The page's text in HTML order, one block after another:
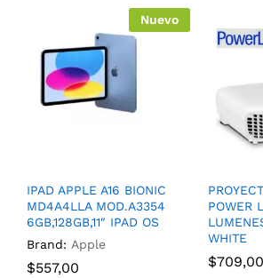
Nuevo
IPAD APPLE A16 BIONIC
MD4A4LLA MOD.A3354
6GB,128GB,11″ IPAD OS
Brand: Apple
$557,00
POWER
WHITE
$709,00